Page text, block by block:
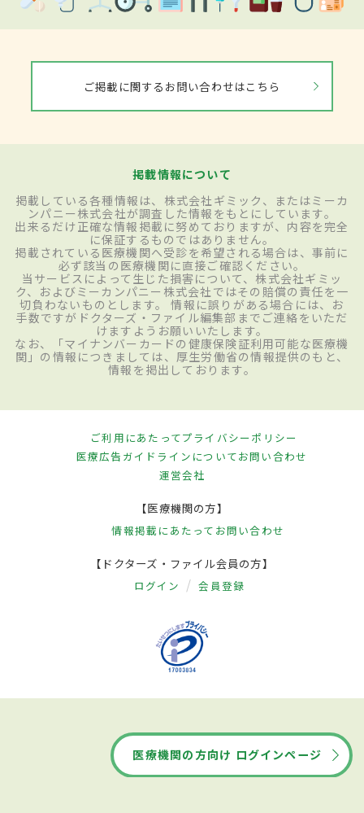
ご掲載に関するお問い合わせはこちら
掲載情報について
掲載している各種情報は、株式会社ギミック、またはミーカ
ンパニー株式会社が調査した情報をもとにしています。
出来るだけ正確な情報掲載に努めておりますが、内容を完全
に保証するものではありません。
掲載されている医療機関へ受診を希望される場合は、事前に
必ず該当の医療機関に直接ご確認ください。
当サービスによって生じた損害について、株式会社ギミッ
ク、およびミーカンパニー株式会社ではその賠償の責任を一
切負わないものとします。 情報に誤りがある場合には、お
手数ですがドクターズ・ファイル編集部までご連絡をいただ
けますようお願いいたします。
なお、「マイナンバーカードの健康保険証利用可能な医療機
関」の情報につきましては、厚生労働省の情報提供のもと、
情報を掲出しております。
ご利用にあたってプライバシーポリシー
医療広告ガイドラインについてお問い合わせ
運営会社
【医療機関の方】
情報掲載にあたって お問い合わせ
【ドクターズ・ファイル会員の方】
ログイン 会員登録
医療機関の方向け ログインページ